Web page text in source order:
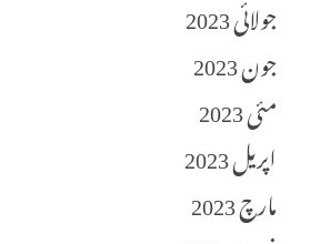
جولائی 2023
جون 2023
مئی 2023
اپریل 2023
مارچ 2023